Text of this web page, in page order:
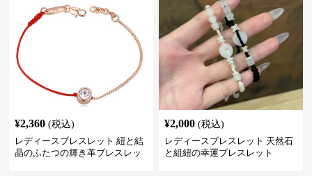
¥2,360 (税込)
レディースブレスレット 紐と結
晶のふたつの輝き革ブレスレッ
¥2,000 (税込)
レディースブレスレット 天然石
と組紐の幸運ブレスレット